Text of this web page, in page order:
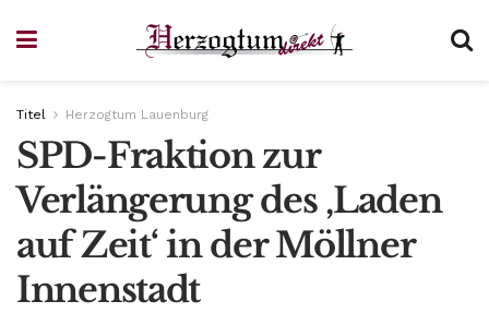
Titel Herzogtum Lauenburg
SPD-Fraktion zur
Verlängerung des ‚Laden
auf Zeit‘ in der Möllner
Innenstadt